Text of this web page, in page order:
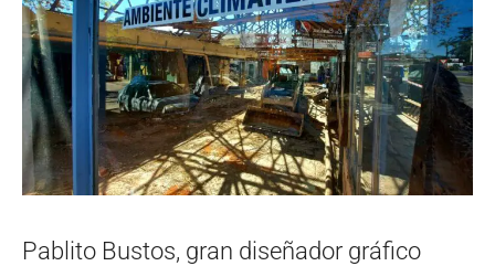
Pablito Bustos, gran diseñador gráfico